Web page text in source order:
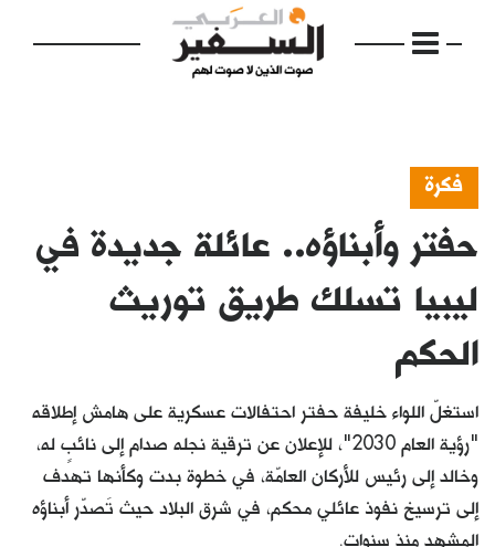
الرئيسية
مواضيع
إفتتاحية
دفاتر
بالصورة
كتّابنا
فكرة
حفتر وأبناؤه.. عائلة جديدة في
ليبيا تسلك طريق توريث
الحكم
استغلّ اللواء خليفة حفتر احتفالات عسكرية على هامش إطلاقه
"رؤية العام 2030"، للإعلان عن ترقية نجله صدام إلى نائبٍ له،
وخالد إلى رئيس للأركان العامّة، في خطوة بدت وكأنها تهدف
إلى ترسيخ نفوذ عائلي محكم، في شرق البلاد حيث تَصدّر أبناؤه
المشهد منذ سنوات.